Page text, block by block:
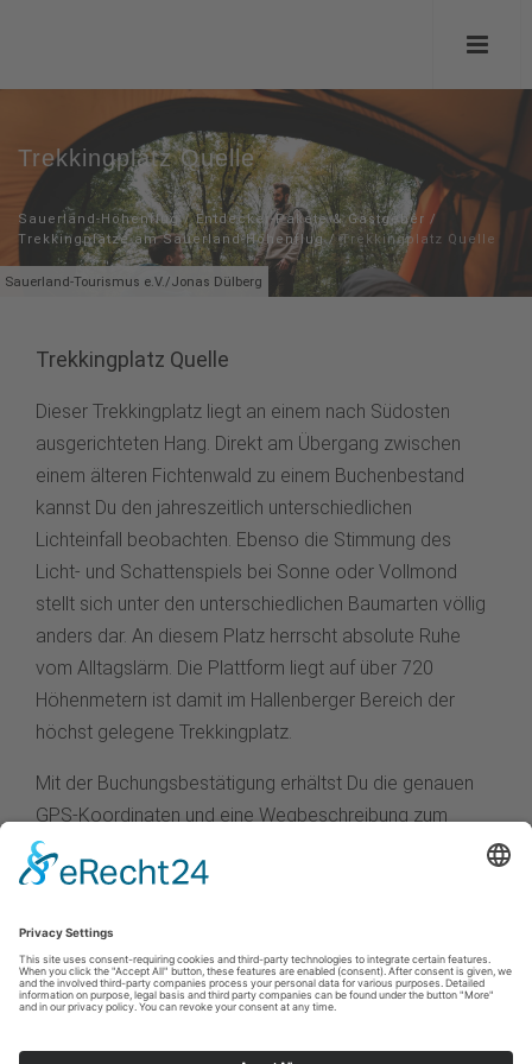
Sauerland-Tourismus e.V./Jonas Dülberg
Trekkingplatz Quelle
Sauerland-Höhenflug /Entdecker-Pakete & Gastgeber /
Trekkingplätze am Sauerland-Höhenflug/Trekkingplatz Quelle
Trekkingplatz Quelle
Dieser Trekkingplatz liegt an einem nach Südosten
ausgerichteten Hang. Direkt am Übergang zwischen
einem älteren Fichtenwald zu einem Buchenbestand
kannst Du den jahreszeitlich unterschiedlichen
Lichteinfall beobachten. Ebenso die Stimmung des
Licht- und Schattenspiels bei Sonne oder Vollmond
stellt sich unter den unterschiedlichen Baumarten völlig
anders dar. An diesem Platz herrscht absolute Ruhe
vom Alltagslärm. Die Plattform liegt auf über 720
Höhenmetern ist damit im Hallenberger Bereich der
höchst gelegene Trekkingplatz.
Mit der Buchungsbestätigung erhältst Du die genauen
GPS-Koordinaten und eine Wegbeschreibung zum
gebuchten Trekkingplatz.
Verfügbarkeiten anzeigen und buche